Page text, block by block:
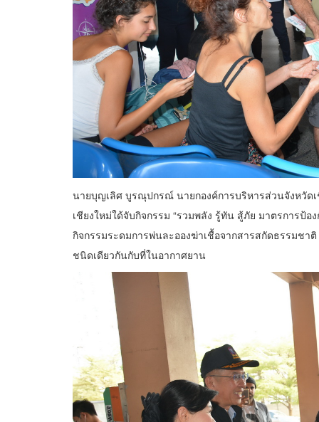
นายบุญเลิศ บูรณุปกรณ์ นายกองค์การบริหารส่วนจังหวัด
เชียงใหม่ใด้จับกิจกรรม “รวมพลัง รู้ทัน สู้ภัย มาตรการป้
กิจกรรมระดมการพ่นละอองฆ่าเชื้อจากสารสกัดธรรมชา
ชนิดเดียวกันกับที่ในอากาศยาน